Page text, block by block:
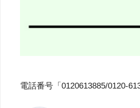
電話番号「0120613885/0120-